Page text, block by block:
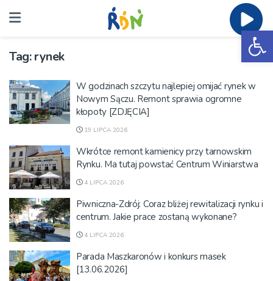
Tag:rynek
W godzinach szczytu najlepiej omijać rynek w
Nowym Sączu. Remont sprawia ogromne
kłopoty [ZDJĘCIA]
19 LIPCA 2026
Wkrótce remont kamienicy przy tarnowskim
Rynku. Ma tutaj powstać Centrum Winiarstwa
4 LIPCA 2026
Piwniczna-Zdrój: Coraz bliżej rewitalizacji rynku i
centrum. Jakie prace zostaną wykonane?
4 LIPCA 2026
Parada Maszkaronów i konkurs masek
[13.06.2026]